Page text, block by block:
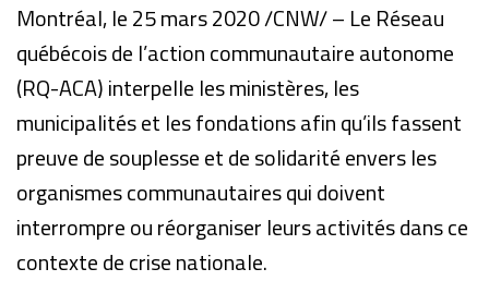
Montréal, le 25 mars 2020 /CNW/ – Le Réseau
québécois de l’action communautaire autonome
(RQ-ACA) interpelle les ministères, les
municipalités et les fondations afin qu’ils fassent
preuve de souplesse et de solidarité envers les
organismes communautaires qui doivent
interrompre ou réorganiser leurs activités dans ce
contexte de crise nationale.